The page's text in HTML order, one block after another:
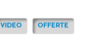
VIDEO OFFERTE